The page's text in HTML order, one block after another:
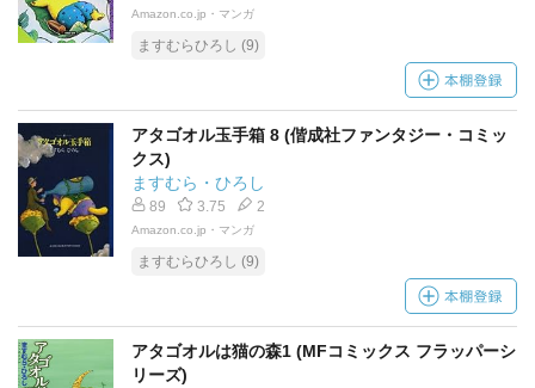
Amazon.co.jp・マンガ
ますむらひろし (9)
アタゴオル玉手箱 8 (偕成社ファンタジー・コミッ
クス)
ますむら・ひろし
89 3.75 2
Amazon.co.jp・マンガ
ますむらひろし (9)
アタゴオルは猫の森1 (MFコミックス フラッパーシ
リーズ)